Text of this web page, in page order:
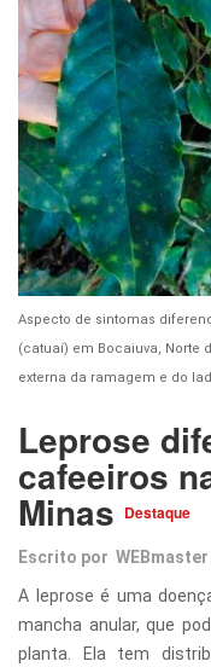
Aspecto de sintomas
(catuaí) em Bocaiuva, Norte
externa da ramagem e do
Leprose
cafeeiros
Minas Destaque
Escrito por WEBmaster
A leprose é uma
mancha anular, que
planta. Ela tem